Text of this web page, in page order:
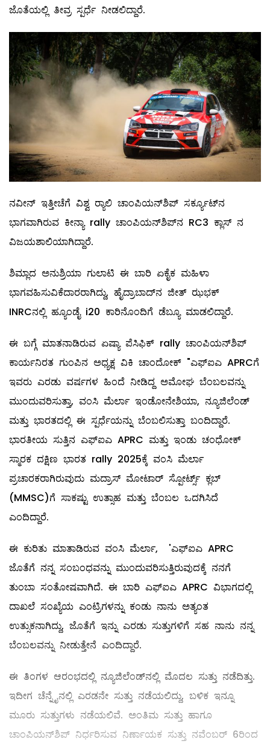
ಜೊತೆಯಲ್ಲಿ ತೀವ್ರ ಸ್ಪರ್ಧೆ ನೀಡಲಿದ್ದಾರೆ.
ನವೀನ್ ಇತ್ತೀಚೆಗೆ ವಿಶ್ವ ರ‍್ಯಾಲಿ ಚಾಂಪಿಯನ್‌ಶಿಪ್ ಸರ್ಕ್ಯೂಟ್‌ನ
ಭಾಗವಾಗಿರುವ ಕೀನ್ಯಾ rally ಚಾಂಪಿಯನ್‌ಶಿಪ್‌ನ RC3 ಕ್ಲಾಸ್ ನ
ವಿಜಯಶಾಲಿಯಾಗಿದ್ದಾರೆ.
ಶಿಮ್ಲಾದ ಅನುಶ್ರಿಯಾ ಗುಲಾಟಿ ಈ ಬಾರಿ ಏಕೈಕ ಮಹಿಳಾ
ಭಾಗವಹಿಸುವಿಕೆದಾರರಾಗಿದ್ದು, ಹೈದ್ರಾಬಾದ್‌ನ ಜೀತ್ ಝಭಕ್
INRCನಲ್ಲಿ ಹ್ಯೂಂಡೈ i20 ಕಾರಿನೊಂದಿಗೆ ಡೆಬ್ಯೂ ಮಾಡಲಿದ್ದಾರೆ.
ಈ ಬಗ್ಗೆ ಮಾತನಾಡಿರುವ ಏಷ್ಯಾ ಪೆಸಿಫಿಕ್ rally ಚಾಂಪಿಯನ್‌ಶಿಪ್
ಕಾರ್ಯನಿರತ ಗುಂಪಿನ ಅಧ್ಯಕ್ಷ ವಿಕಿ ಚಾಂದೋಕ್ "ಎಫ್‌ಐಎ APRCಗೆ
ಇವರು ಎರಡು ವರ್ಷಗಳ ಹಿಂದೆ ನೀಡಿದ್ದ ಅಮೋಘ ಬೆಂಬಲವನ್ನು
ಮುಂದುವರಿಸುತ್ತಾ, ವಂಸಿ ಮೆರ್ಲಾ ಇಂಡೋನೇಶಿಯಾ, ನ್ಯೂಜಿಲೆಂಡ್
ಮತ್ತು ಭಾರತದಲ್ಲಿ ಈ ಸ್ಪರ್ಧೆಯನ್ನು ಬೆಂಬಲಿಸುತ್ತಾ ಬಂದಿದ್ದಾರೆ.
ಭಾರತೀಯ ಸುತ್ತಿನ ಎಫ್‌ಐಎ APRC ಮತ್ತು ಇಂಡು ಚಂಧೋಕ್
ಸ್ಮಾರಕ ದಕ್ಷಿಣ ಭಾರತ rally 2025ಕ್ಕೆ ವಂಸಿ ಮೆರ್ಲಾ
ಪ್ರಚಾರಕರಾಗಿರುವುದು ಮದ್ರಾಸ್ ಮೋಟಾರ್ ಸ್ಪೋರ್ಟ್ಸ್ ಕ್ಲಬ್
(MMSC)ಗೆ ಸಾಕಷ್ಟು ಉತ್ಸಾಹ ಮತ್ತು ಬೆಂಬಲ ಒದಗಿಸಿದೆ
ಎಂದಿದ್ದಾರೆ.
ಈ ಕುರಿತು ಮಾತಾಡಿರುವ ವಂಸಿ ಮೆರ್ಲಾ, 'ಎಫ್‌ಐಎ APRC
ಜೊತೆಗೆ ನನ್ನ ಸಂಬಂಧವನ್ನು ಮುಂದುವರಿಸುತ್ತಿರುವುದಕ್ಕೆ ನನಗೆ
ತುಂಬಾ ಸಂತೋಷವಾಗಿದೆ. ಈ ಬಾರಿ ಎಫ್‌ಐಎ APRC ವಿಭಾಗದಲ್ಲಿ
ದಾಖಲೆ ಸಂಖ್ಯೆಯ ಎಂಟ್ರಿಗಳನ್ನು ಕಂಡು ನಾನು ಅತ್ಯಂತ
ಉತ್ಸುಕನಾಗಿದ್ದು, ಜೊತೆಗೆ ಇನ್ನು ಎರಡು ಸುತ್ತುಗಳಿಗೆ ಸಹ ನಾನು ನನ್ನ
ಬೆಂಬಲವನ್ನು ನೀಡುತ್ತೇನೆ ಎಂದಿದ್ದಾರೆ.
ಈ ತಿಂಗಳ ಆರಂಭದಲ್ಲಿ ನ್ಯೂಜಿಲೆಂಡ್‌ನಲ್ಲಿ ಮೊದಲ ಸುತ್ತು ನಡೆದಿತ್ತು.
ಇದೀಗ ಚೆನ್ನೈನಲ್ಲಿ ಎರಡನೇ ಸುತ್ತು ನಡೆಯಲಿದ್ದು, ಬಳಿಕ ಇನ್ನೂ
ಮೂರು ಸುತ್ತುಗಳು ನಡೆಯಲಿವೆ. ಅಂತಿಮ ಸುತ್ತು ಹಾಗೂ
ಚಾಂಪಿಯನ್‌ಶಿಪ್ ನಿರ್ಧರಿಸುವ ನಿರ್ಣಾಯಕ ಸುತ್ತು ನವೆಂಬರ್ 6ರಿಂದ